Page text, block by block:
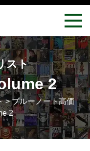
スト
2
>ブルーノート高価
2